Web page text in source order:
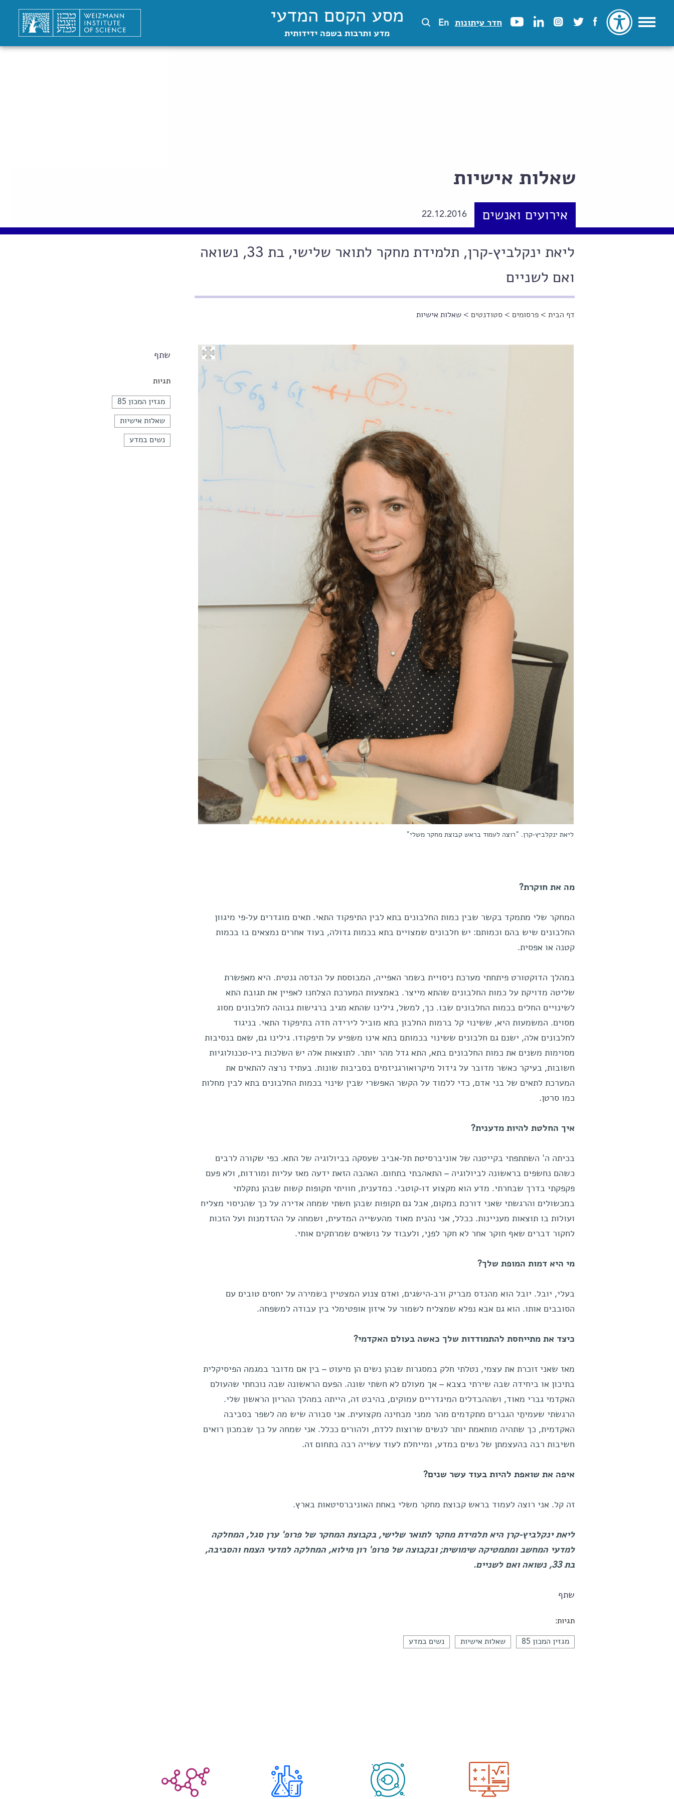
חדר עיתונות En מסע הקסם המדעי
מדע ותרבות בשפה ידידותית
שאלות אישיות
אירועים ואנשים 22.12.2016
ליאת ינקלביץ-קרן, תלמידת מחקר לתואר שלישי, בת 33, נשואה
ואם לשניים
הינך נמצא כאן
דף הבית >פרסומים >סטודנטים > שאלות אישיות
שתף
תגיות
מגזין המכון 85
שאלות אישיות
נשים במדע
ליאת ינקלביץ-קרן. "רוצה לעמוד בראש קבוצת מחקר משלי"
מה את חוקרת?
המחקר שלי מתמקד בקשר שבין כמות החלבונים בתא לבין התיפקוד התאי. תאים מוגדרים על-פי מיגוון
החלבונים שיש בהם וכמותם: יש חלבונים שמצויים בתא בכמות גדולה, בעוד אחרים נמצאים בו בכמות
קטנה או אפסית.
במהלך הדוקטורט פיתחתי מערכת ניסויית בשמר האפייה, המבוססת על הנדסה גנטית. היא מאפשרת
שליטה מדויקת על כמות החלבונים שהתא מייצר. באמצעות המערכת הצלחנו לאפיין את תגובת התא
לשינויים החלים בכמות החלבונים שבו. כך, למשל, גילינו שהתא מגיב ברגישות גבוהה לחלבונים מסוג
מסוים. המשמעות היא, ששינוי קל ברמות החלבון בתא מוביל לירידה חדה בתיפקוד התאי. בניגוד
לחלבונים אלה, ישנם גם חלבונים ששינוי בכמותם בתא אינו משפיע על תיפקודו. גילינו גם, שאם בנסיבות
מסוימות משנים את כמות החלבונים בתא, התא גדל מהר יותר. לתוצאות אלה יש השלכות ביו-טכנולוגיות
חשובות, בעיקר כאשר מדובר על גידול מיקרואורגניזמים בסביבות שונות. בעתיד נרצה להתאים את
המערכת לתאים של בני אדם, כדי ללמוד על הקשר האפשרי שבין שינוי בכמות החלבונים בתא לבין מחלות
כמו סרטן.
איך החלטת להיות מדענית?
בכיתה ה' השתתפתי בקייטנה של אוניברסיטת תל-אביב שעסקה בביולוגיה של התא. כפי שקורה לרבים
כשהם נחשפים בראשונה לביולוגיה – התאהבתי בתחום. האהבה הזאת ידעה מאז עליות ומורדות, ולא פעם
פקפקתי בדרך שבחרתי. מדע הוא מקצוע דו-קוטבי. כמדענית, חוויתי תקופות קשות שבהן נתקלתי
במכשולים והרגשתי שאני דורכת במקום, אבל גם תקופות שבהן חשתי שמחה אדירה על כך שהניסוי מצליח
ועולות בו תוצאות מעניינות. ככלל, אני נהנית מאוד מהעשייה המדעית, ושמחה על ההזדמנות ועל הזכות
לחקור דברים שאף חוקר אחר לא חקר לפנַי, ולעבוד על נושאים שמרתקים אותי.
מי היא דמות המופת שלך?
בעלי, יובל. יובל הוא מהנדס מבריק ורב-הישגים, ואדם צנוע המצטיין בשמירה על יחסים טובים עם
הסובבים אותו. הוא גם אבא נפלא שמצליח לשמור על איזון אופטימלי בין עבודה למשפחה.
כיצד את מתייחסת להתמודדות שלך כאשה בעולם האקדמי?
מאז שאני זוכרת את עצמי, נטלתי חלק במסגרות שבהן נשים הן מיעוט – בין אם מדובר במגמה הפיסיקלית
בתיכון או ביחידה שבה שירתי בצבא – אך מעולם לא חשתי שונה. הפעם הראשונה שבה נוכחתי שהעולם
האקדמי גברי מאוד, ושההבדלים המיגדריים עמוקים, בהיבט זה, הייתה במהלך ההריון הראשון שלי.
הרגשתי שעמיתַי הגברים מתקדמים מהר ממני מבחינה מקצועית. אני סבורה שיש מה לשפר בסביבה
האקדמית, כך שתהיה מותאמת יותר לנשים שרוצות ללדת, ולהורים ככלל. אני שמחה על כך שבמכון רואים
חשיבות רבה בהעצמתן של נשים במדע, ומייחלת לעוד עשייה רבה בתחום זה.
איפה את שואפת להיות בעוד עשר שנים?
זה קל. אני רוצה לעמוד בראש קבוצת מחקר משלי באחת האוניברסיטאות בארץ.
ליאת ינקלביץ-קרן היא תלמידת מחקר לתואר שלישי, בקבוצת המחקר של פרופ' ערן סגל, המחלקה
למדעי המחשב ומתמטיקה שימושית; ובקבוצה של פרופ' רון מילוא, המחלקה למדעי הצמח והסביבה,
בת 33, נשואה ואם לשניים.
שתף
תגיות:
מגזין המכון 85 שאלות אישיות נשים במדע